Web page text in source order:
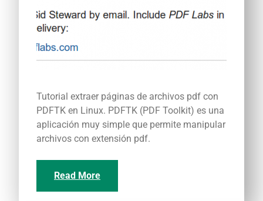
Tutorial extraer páginas de archivos pdf con
PDFTK en Linux. PDFTK (PDF Toolkit) es una
aplicación muy simple que permite manipular
archivos con extensión pdf.
Read More